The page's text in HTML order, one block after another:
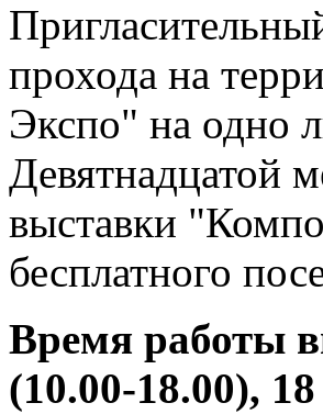
прохода на
Экспо" на одно
Девятнадцатой
выставки
бесплатного
Время работы
(10.00-18.00),